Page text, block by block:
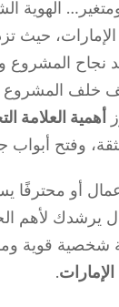
الهوية
حيث
نجاح المشروع
خلف المشروع
أهمية العلامة
وفتح أبواب
أو محترفًا
يرشدك لأهم
شخصية قوية
.